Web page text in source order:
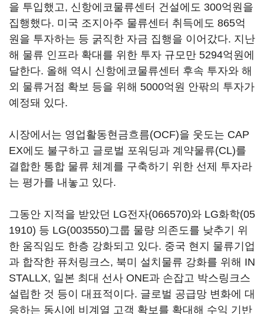
을 투입했고, 신항에코물류센터 건설에도 300억원을
집행했다. 미국 조지아주 물류센터 취득에도 865억
원을 투자하는 등 굵직한 자금 집행을 이어갔다. 지난
해 물류 인프라 확대를 위한 투자 규모만 5294억원에
달한다. 올해 역시 신항에코물류센터 후속 투자와 해
외 물류거점 확보 등을 위해 5000억원 안팎의 투자가
예정돼 있다.
시장에서는 영업활동현금흐름(OCF)을 웃도는 CAP
EX에도 불구하고 글로벌 포워딩과 계약물류(CL)를
결합한 통합 물류 체계를 구축하기 위한 선제 투자라
는 평가를 내놓고 있다.
그동안 지적을 받았던 LG전자(066570)와 LG화학(05
1910) 등 LG(003550)그룹 물량 의존도를 낮추기 위
한 움직임도 한층 강화되고 있다. 중국 현지 물류기업
과 합작한 퓨처링크스, 북미 설치물류 강화를 위해 IN
STALLX, 일본 최대 선사 ONE과 손잡고 박스링크스
설립한 것 등이 대표적이다. 글로벌 공급망 변화에 대
응하는 동시에 비계열 고객 확보를 확대해 수익 기반